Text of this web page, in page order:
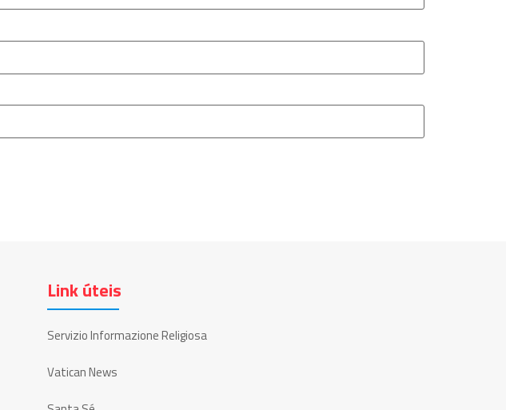
Link úteis
Servizio Informazione Religiosa
Vatican News